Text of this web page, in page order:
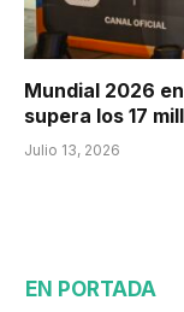
Mundial 2026
supera los 17
Julio 13, 2026
EN PORTADA